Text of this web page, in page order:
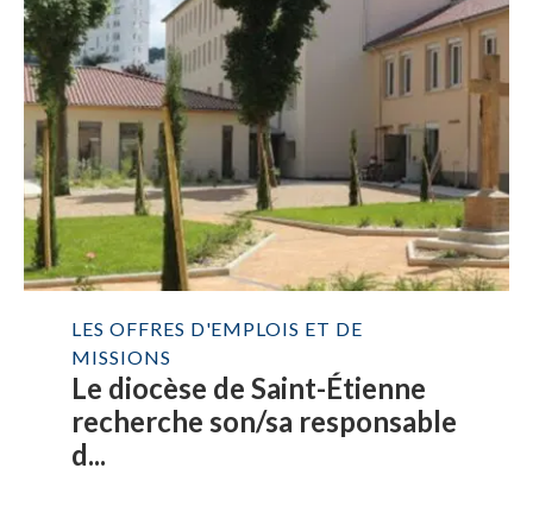
LES OFFRES D'EMPLOIS ET DE
MISSIONS
Le diocèse de Saint-Étienne
recherche son/sa responsable
d...